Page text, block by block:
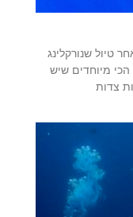
טיול שנורקלינג
מיוחדים שיש
צדות